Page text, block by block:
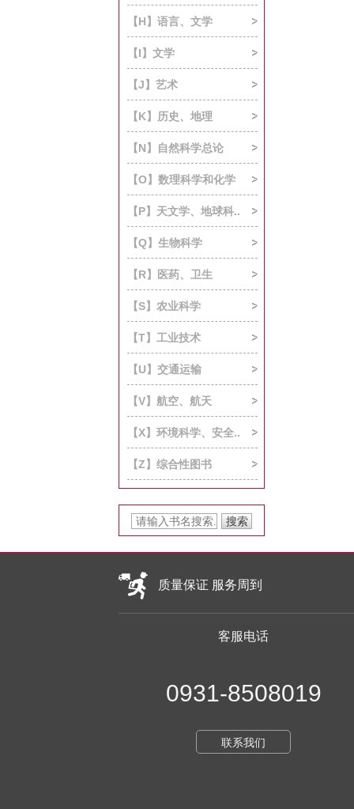
【H】语言、文学
【I】文学
【J】艺术
【K】历史、地理
【N】自然科学总论
【O】数理科学和化学
【P】天文学、地球科..
【Q】生物科学
【R】医药、卫生
【S】农业科学
【T】工业技术
【U】交通运输
【V】航空、航天
【X】环境科学、安全..
【Z】综合性图书
质量保证 服务周到
客服电话
0931-8508019
联系我们